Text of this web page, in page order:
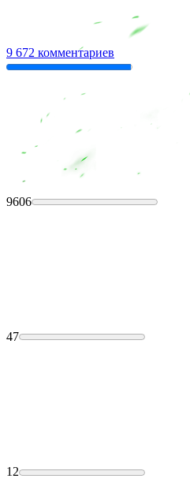
9 672 комментариев
9606
47
12